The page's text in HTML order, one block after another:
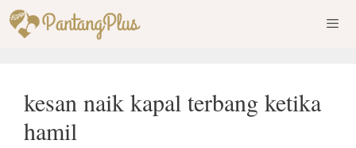
Skip
to
kesan naik kapal terbang ketika
hamil